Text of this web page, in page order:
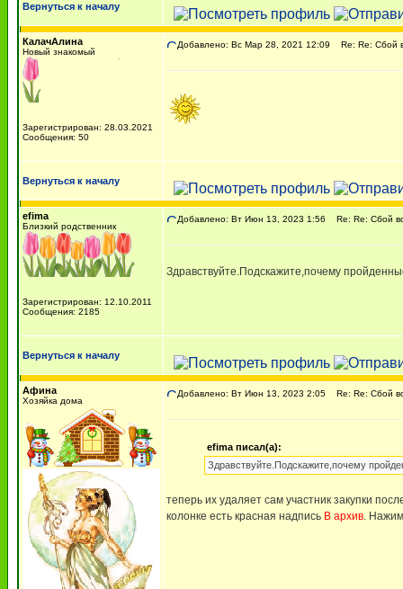
Вернуться к началу
КалачАлина
Новый знакомый
Зарегистрирован: 28.03.2021
Сообщения: 50
Добавлено: Вс Мар 28, 2021 12:09 Re: Re: Сбой
Вернуться к началу
efima
Близкий родственник
Зарегистрирован: 12.10.2011
Сообщения: 2185
Добавлено: Вт Июн 13, 2023 1:56 Re: Re: Сбой
Здравствуйте.Подскажите,почему
Вернуться к началу
Афина
Хозяйка дома
Добавлено: Вт Июн 13, 2023 2:05 Re: Re: Сбой
efima писал(а):
Здравствуйте.Подскажите,почему
теперь их удаляет сам участник закупки
колонке есть красная надпись В архив.